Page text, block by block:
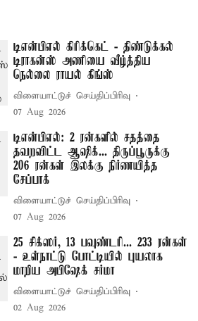
டிஎன்பிஎல் கிரிக்கெட் - திண்டுக்கல்
டிராகன்ஸ் அணியை வீழ்த்திய
நெல்லை ராயல் கிங்ஸ்
விளையாட்டுச் செய்திப்பிரிவு
07 Aug 2026
டிஎன்பிஎல்: 2 ரன்களில் சதத்தை
தவறவிட்ட ஆஷிக்... திருப்பூருக்கு
206 ரன்கள் இலக்கு நிர்ணயித்த
சேப்பாக்
விளையாட்டுச் செய்திப்பிரிவு
07 Aug 2026
25 சிக்ஸர், 13 பவுண்டரி... 233 ரன்கள்
- உள்நாட்டு போட்டியில் புயலாக
மாறிய அபிஷேக் சர்மா
விளையாட்டுச் செய்திப்பிரிவு
02 Aug 2026